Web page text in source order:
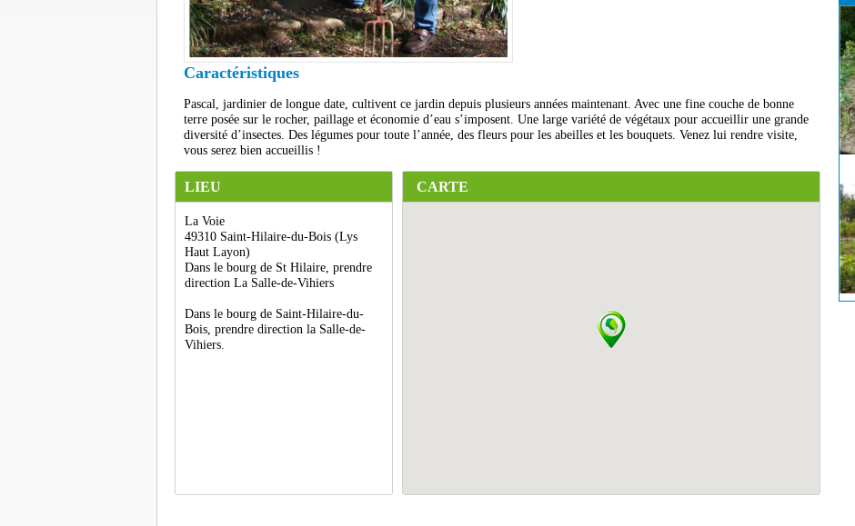
Caractéristiques
Pascal, jardinier de longue date, cultivent ce jardin depuis plusieurs années maintenant. Avec une fine couche de bonne
terre posée sur le rocher, paillage et économie d’eau s’imposent. Une large variété de végétaux pour accueillir une grande
diversité d’insectes. Des légumes pour toute l’année, des fleurs pour les abeilles et les bouquets. Venez lui rendre visite,
vous serez bien accueillis !
LIEU
La Voie
49310 Saint-Hilaire-du-Bois (Lys
Haut Layon)
Dans le bourg de St Hilaire, prendre
direction La Salle-de-Vihiers
Dans le bourg de Saint-Hilaire-du-
Bois, prendre direction la Salle-de-
Vihiers.
CARTE